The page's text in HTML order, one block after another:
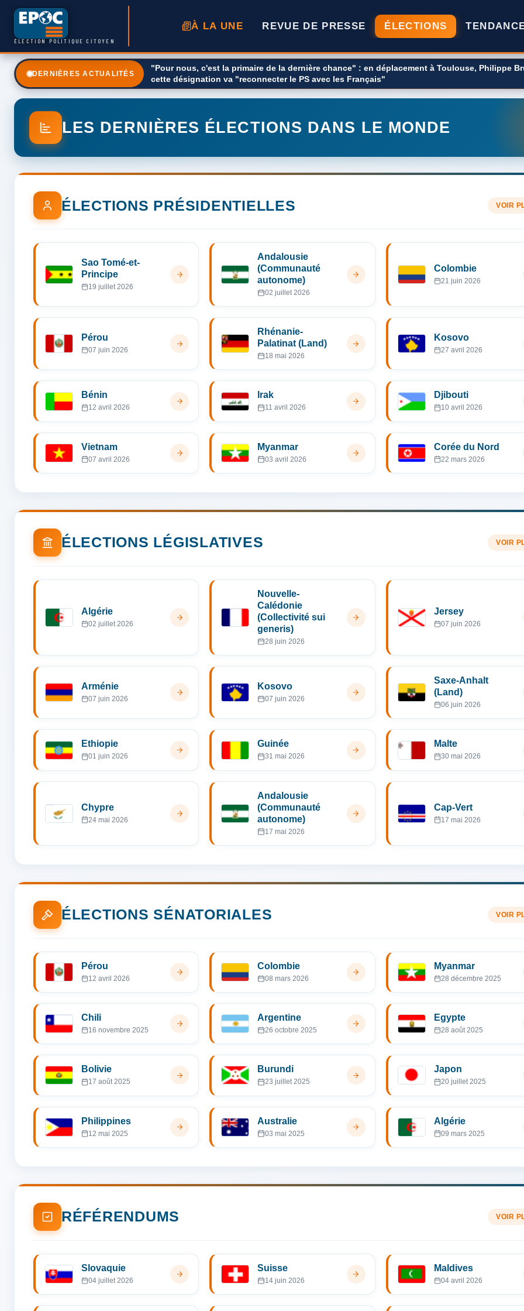
ÉLECTION POLITIQUE CITOYEN
À LA UNE REVUE DE PRESSE ÉLECTIONS
DERNIÈRES ACTUALITÉS "Pour nous, c'est la primaire de la dernière chance" : en déplacement à Toulouse, Philippe
cette désignation va "reconnecter le PS avec les Français"
Nathalie Arthaud, candidate pour la quatrième fois à la présidentielle
LES DERNIÈRES ÉLECTIONS DANS LE MONDE
ÉLECTIONS PRÉSIDENTIELLES VOIR
Sao Tomé-et-
Principe
19 juillet 2026
Andalousie
(Communauté
autonome)
02 juillet 2026
Colombie
21 juin 2026
Pérou
07 juin 2026
Rhénanie-
Palatinat (Land)
18 mai 2026
Kosovo
27 avril 2026
Bénin
12 avril 2026
Irak
11 avril 2026
Djibouti
10 avril 2026
Vietnam
07 avril 2026
Myanmar
03 avril 2026
Corée du Nord
22 mars 2026
ÉLECTIONS LÉGISLATIVES VOIR
Algérie
02 juillet 2026
Nouvelle-
Calédonie
(Collectivité sui
generis)
28 juin 2026
Jersey
07 juin 2026
Arménie
07 juin 2026
Kosovo
07 juin 2026
Saxe-Anhalt
(Land)
06 juin 2026
Ethiopie
01 juin 2026
Guinée
31 mai 2026
Malte
30 mai 2026
Chypre
24 mai 2026
Andalousie
(Communauté
autonome)
17 mai 2026
Cap-Vert
17 mai 2026
ÉLECTIONS SÉNATORIALES VOIR
Pérou
12 avril 2026
Colombie
08 mars 2026
Myanmar
28 décembre 2025
Chili
16 novembre 2025
Argentine
26 octobre 2025
Egypte
28 août 2025
Bolivie
17 août 2025
Burundi
23 juillet 2025
Japon
20 juillet 2025
Philippines
12 mai 2025
Australie
03 mai 2025
Algérie
09 mars 2025
RÉFÉRENDUMS VOIR
Slovaquie
04 juillet 2026
Suisse
14 juin 2026
Maldives
04 avril 2026